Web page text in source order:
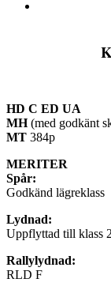
HD C ED UA
MH(med godkänt
MT 384p
MERITER
Spår:
Godkänd lägreklass
Lydnad:
Uppflyttad till klass 2
Rallylydnad:
RLD F